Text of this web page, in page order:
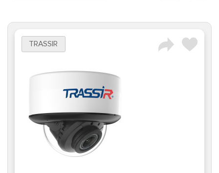
TRASSIR